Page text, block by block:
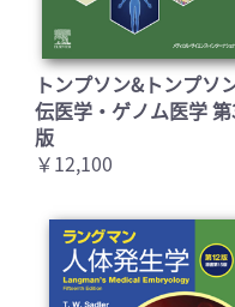
トンプソン&トンプソ
伝医学・ゲノム医学
版
￥12,100